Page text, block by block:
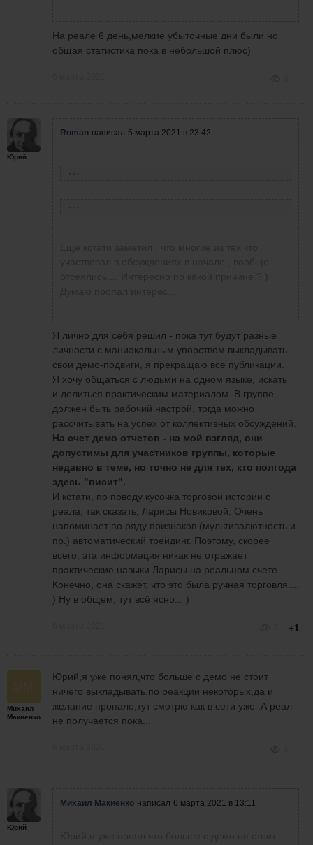
Сигналы эти достаточно хорошо
отрабатывают если наладить связь со своими
На реале 6 день,мелкие убыточные дни были но
общая статистика пока в небольшой плюс)
Юрий
Roman написал 5 марта 2021 в 23:42
Я лично для себя решил - пока тут будут разные
личности с маниакальным упорством выкладывать
свои демо-подвиги, я прекращаю все публикации.
Я хочу общаться с людьми на одном языке, искать
и делиться практическим материалом. В группе
должен быть рабочий настрой, тогда можно
рассчитывать на успех от коллективных обсуждений.
На счет демо отчетов - на мой взгляд, они
допустимы для участников группы, которые
недавно в теме, но точно не для тех, кто полгода
здесь "висит".
И кстати, по поводу кусочка торговой истории с
реала, так сказать, Ларисы Новиковой. Очень
напоминает по ряду признаков (мультивалютность и
пр.) автоматический трейдинг. Поэтому, скорее
всего, эта информация никак не отражает
практические навыки Ларисы на реальном счете.
Конечно, она скажет, что это была ручная торговля....
) Ну в общем, тут всё ясно... )
+1
Михаил
Макиенко
Юрий,я уже понял,что больше с демо не стоит
ничего выкладывать,по реакции некоторых,да и
желание пропало,тут смотрю как в сети уже .А реал
не получается пока...
Юрий
Михаил Макиенко написал 6 марта 2021 в 13:11